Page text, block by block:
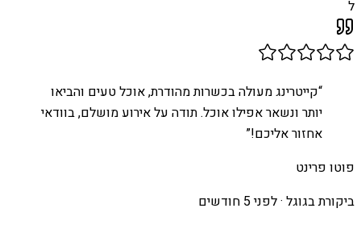
ל
“קייטרינג מעולה בכשרות מהודרת, אוכל טעים והביאו
יותר ונשאר אפילו אוכל. תודה על אירוע מושלם, בוודאי
אחזור אליכם!”
פוטו פרינט
ביקורת בגוגל ·לפני 5 חודשים